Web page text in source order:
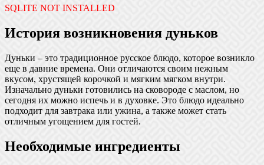
SQLITE NOT INSTALLED
История возникновения дуньков
Дуньки – это традиционное русское блюдо, которое возникло
еще в давние времена. Они отличаются своим нежным
вкусом, хрустящей корочкой и мягким мягком внутри.
Изначально дуньки готовились на сковороде с маслом, но
сегодня их можно испечь и в духовке. Это блюдо идеально
подходит для завтрака или ужина, а также может стать
отличным угощением для гостей.
Необходимые ингредиенты